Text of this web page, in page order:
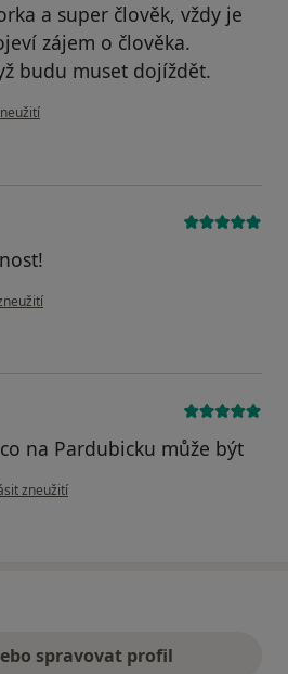
a super člověk, vždy je
zájem o člověka.
budu muset dojíždět.
uživatele Pacient
uživatele Pacient
na Pardubicku může být
názoru uživatele Miška
zneužití
spravovat profil